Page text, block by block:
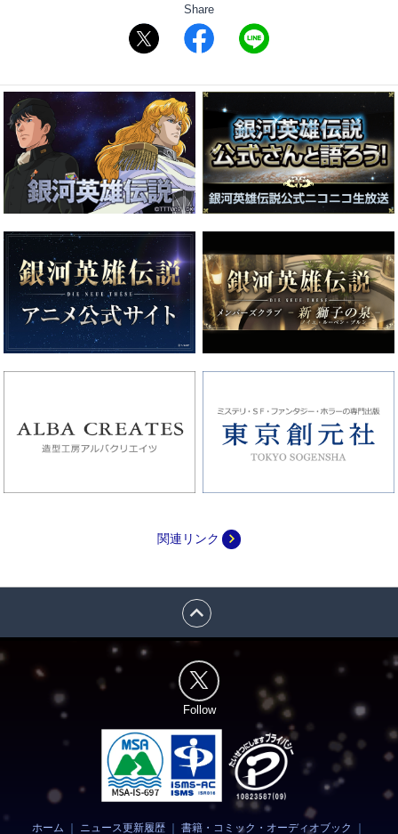
Share
関連リンク navigate_next
expand_less
Follow
ホーム ｜ ニュース更新履歴 ｜書籍・コミック・オーディオブック ｜